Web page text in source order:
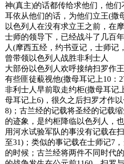
神(真主)的话都传给求他们，他
耳依从他们的话，为他们立王(撒
以色列人在没有求立王之前，在
士师的领导下，已经战斗了几百
人(摩西五经，约书亚记，士师记
曾带领以色列人战胜非利士人
大部份以色列人欢呼接纳扫罗作
有些匪徒藐视他(撒母耳记上10：
非利士人早前取走约柜(撒母耳记
母耳记上6)，很久之后扫罗才作以
8)；古兰经的记载将圣经的记载
的迹象，是约柜降临以色列人，
用河水试验军队的事没有记载在
至31)；类似的事记载在士师记7
的时候；古兰经将两件不同时代